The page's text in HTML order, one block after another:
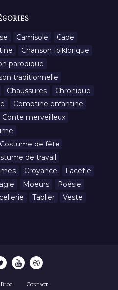
Camisole
Cape
Chanson folklorique
parodique
traditionnelle
Chaussures
Chronique
Comptine enfantine
Conte merveilleux
Costume de fête
de travail
Croyance
Facétie
Moeurs
Poésie
Tablier Veste
Blog Contact